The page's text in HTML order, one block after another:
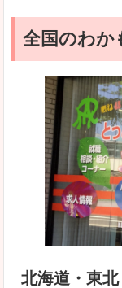
全国のわか
北海道・東北